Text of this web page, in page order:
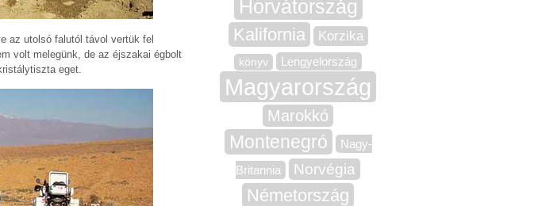
az utolsó falutól távol vertük fel
volt melegünk, de az éjszakai égbolt
eget.
Horvátország
Kalifornia Korzika
könyv Lengyelország
Magyarország
Marokkó
Montenegró
Nagy-
Britannia
Norvégia
Németország